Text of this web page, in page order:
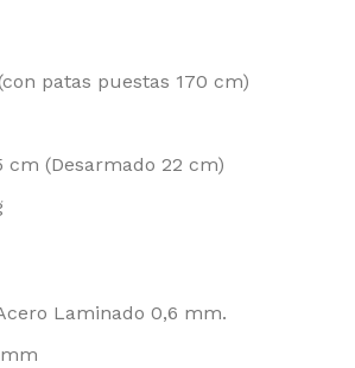
patas puestas 170 cm)
cm (Desarmado 22 cm)
Laminado 0,6 mm.